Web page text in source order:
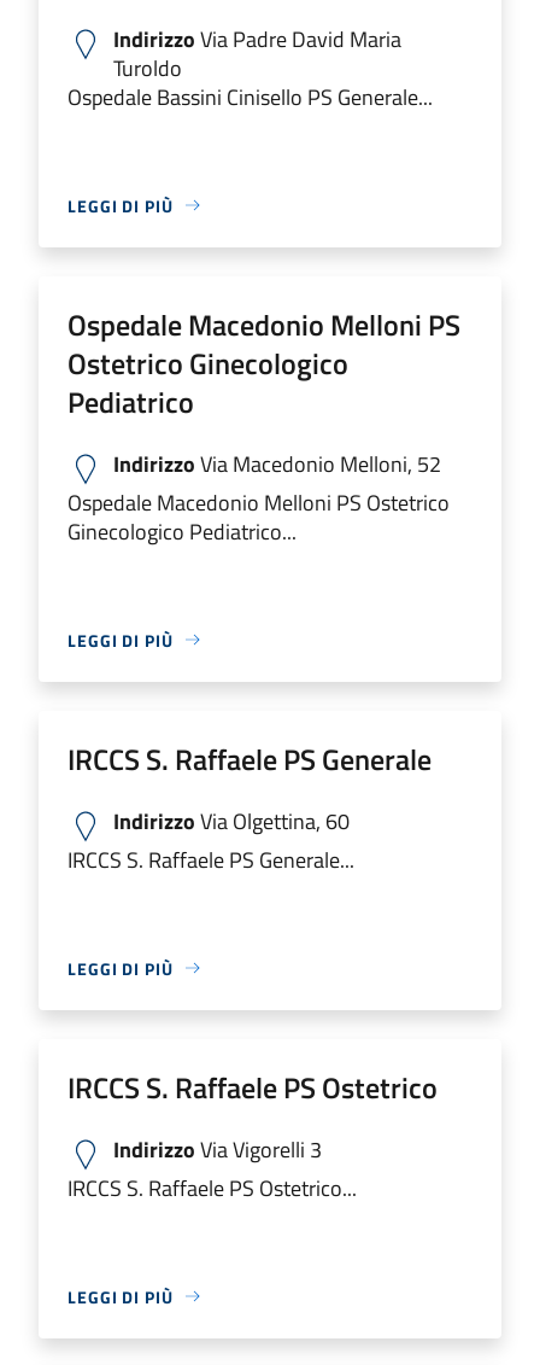
IndirizzoVia Padre David Maria
Turoldo
Ospedale Bassini Cinisello PS Generale...
LEGGI DI PIÙ
Ospedale Macedonio Melloni PS
Ostetrico Ginecologico
Pediatrico
IndirizzoVia Macedonio Melloni, 52
Ospedale Macedonio Melloni PS Ostetrico
Ginecologico Pediatrico...
LEGGI DI PIÙ
IRCCS S. Raffaele PS Generale
IndirizzoVia Olgettina, 60
IRCCS S. Raffaele PS Generale...
LEGGI DI PIÙ
IRCCS S. Raffaele PS Ostetrico
IndirizzoVia Vigorelli 3
IRCCS S. Raffaele PS Ostetrico...
LEGGI DI PIÙ